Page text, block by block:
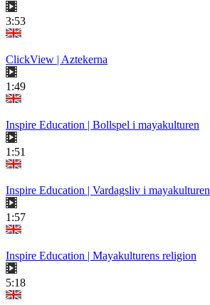
3:53
ClickView | Aztekerna
1:49
Inspire Education | Bollspel i mayakulturen
1:51
Inspire Education | Vardagsliv i mayakulturen
1:57
Inspire Education | Mayakulturens religion
5:18